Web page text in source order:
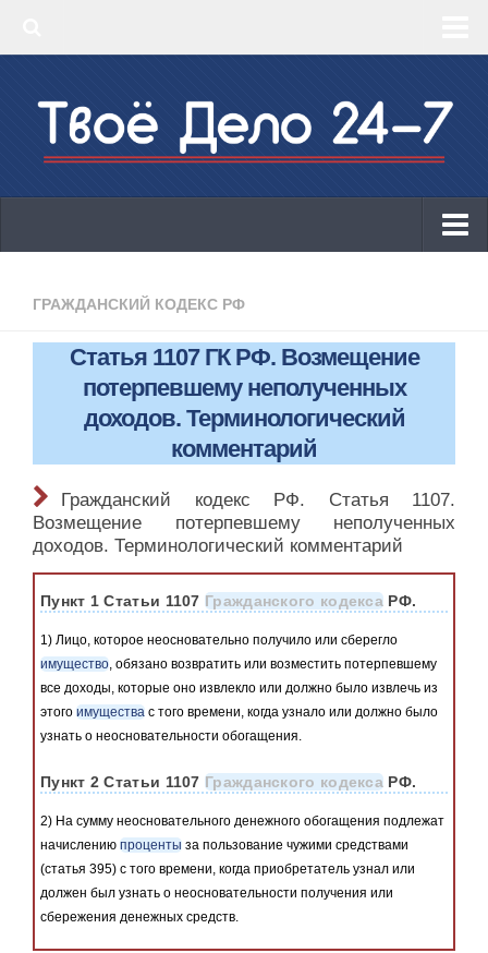
‣ КБК 2019
КБК 2019
ОКВЭД 2019
Онлайн-кассы 2019: 54-ФЗ!
ГРАЖДАНСКИЙ КОДЕКС РФ
Статья 1107 ГК РФ. Возмещение
потерпевшему неполученных
доходов. Терминологический
комментарий
Гражданский кодекс РФ. Статья 1107.
Возмещение потерпевшему неполученных
доходов. Терминологический комментарий
Пункт 1 Статьи 1107Гражданского кодекса РФ.
1) Лицо, которое неосновательно получило или сберегло
имущество, обязано возвратить или возместить потерпевшему
все доходы, которые оно извлекло или должно было извлечь из
этого имущества с того времени, когда узнало или должно было
узнать о неосновательности обогащения.
Пункт 2 Статьи 1107Гражданского кодекса РФ.
2) На сумму неосновательного денежного обогащения подлежат
начислению проценты за пользование чужими средствами
(статья 395) с того времени, когда приобретатель узнал или
должен был узнать о неосновательности получения или
сбережения денежных средств.